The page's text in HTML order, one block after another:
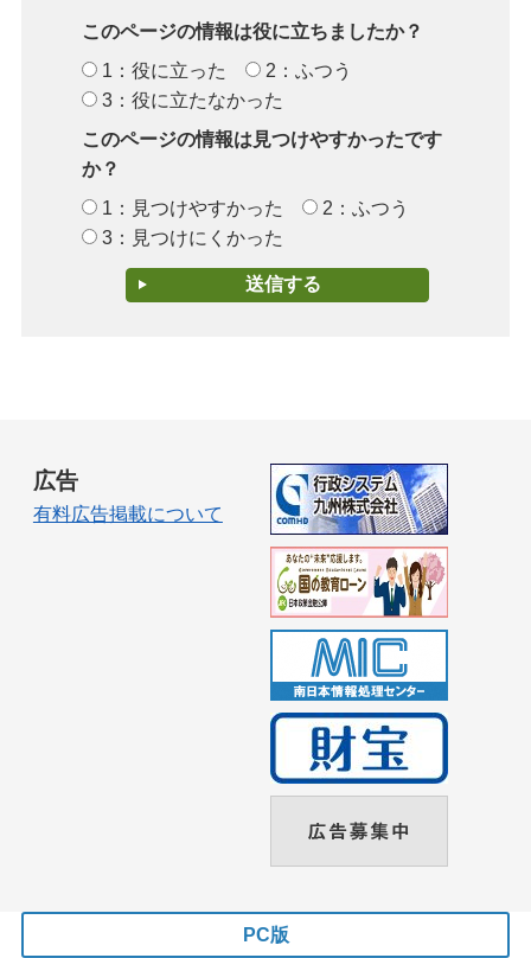
このページの情報は役に立ちましたか？
1：役に立った
2：ふつう
3：役に立たなかった
このページの情報は見つけやすかったです
か？
1：見つけやすかった
2：ふつう
3：見つけにくかった
広告
有料広告掲載について
PC版